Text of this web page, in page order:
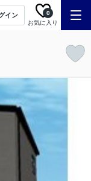
イン
お気に入り
0